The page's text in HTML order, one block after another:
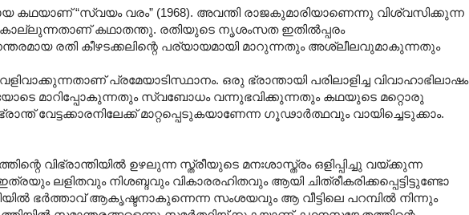
“സ്വയം വരം” (1968). അവന്തി രാജകുമാരിയാണെന്നു വിശ്വസിക്കുന്ന
കഥാതന്തു. രതിയുടെ നൃശംസത ഇതിൽ‌പ്പരം
രതി കീഴടക്കലിന്റെ പര്യായമായി മാറുന്നതും അശ്ലീലവുമാ‍കുന്നതും
പ്രമേയാടിസ്ഥാനം. ഒരു ഭ്രാന്തായി പരിലാളിച്ച വിവാഹാഭിലാഷം
മാറിപ്പോകുന്നതും സ്വബോധം വന്നുഭവിക്കുന്നതും കഥയുടെ മറ്റൊരു
മാറ്റപ്പെടുകയാണേന്ന ഗൂഢാർത്ഥവും വായിച്ചെടുക്കാം.
വിഭ്രാന്തിയിൽ ഉഴലുന്ന സ്ത്രീയുടെ മനഃശാസ്ത്രം ഒളിപ്പിച്ചു വയ്ക്കുന്ന
ലളിതവും നിശബ്ദവും വികാരരഹിതവും ആയി ചിത്രീകരിക്കപ്പെട്ടിട്ടുണ്ടോ
ഭർത്താവ് ആകൃഷ്ടനാകുന്നെന്ന സംശയവും ആ വീട്ടിലെ പറമ്പിൽ നിന്നും